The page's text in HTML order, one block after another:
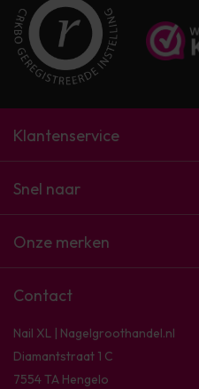
Klantenservice
Snel naar
Onze merken
Contact
Nail XL | Nagelgroothandel.nl
Diamantstraat 1 C
7554 TA Hengelo